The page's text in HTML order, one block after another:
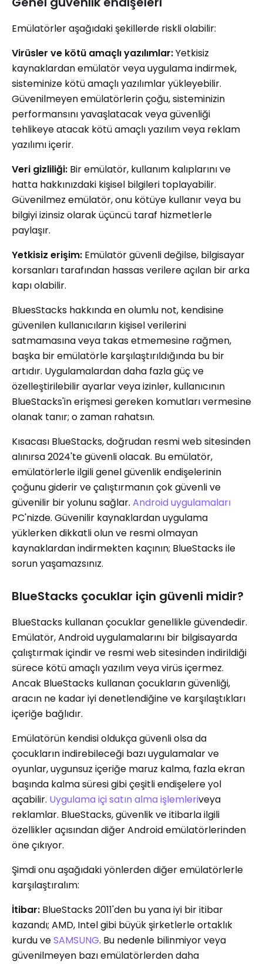
Emülatörler aşağıdaki şekillerde riskli olabilir:
Virüsler ve kötü amaçlı yazılımlar:Yetkisiz
kaynaklardan emülatör veya uygulama indirmek,
sisteminize kötü amaçlı yazılımlar yükleyebilir.
Güvenilmeyen emülatörlerin çoğu, sisteminizin
performansını yavaşlatacak veya güvenliği
tehlikeye atacak kötü amaçlı yazılım veya reklam
yazılımı içerir.
Veri gizliliği: Bir emülatör, kullanım kalıplarını ve
hatta hakkınızdaki kişisel bilgileri toplayabilir.
Güvenilmez emülatör, onu kötüye kullanır veya bu
bilgiyi izinsiz olarak üçüncü taraf hizmetlerle
paylaşır.
Yetkisiz erişim: Emülatör güvenli değilse, bilgisayar
korsanları tarafından hassas verilere açılan bir arka
kapı olabilir.
BluesStacks hakkında en olumlu not, kendisine
güvenilen kullanıcıların kişisel verilerini
satmamasına veya takas etmemesine rağmen,
başka bir emülatörle karşılaştırıldığında bu bir
artıdır. Uygulamalardan daha fazla güç ve
özelleştirilebilir ayarlar veya izinler, kullanıcının
BlueStacks'in erişmesi gereken komutları vermesine
olanak tanır; o zaman rahatsın.
Kısacası BlueStacks, doğrudan resmi web sitesinden
alınırsa 2024'te güvenli olacak. Bu emülatör,
emülatörlerle ilgili genel güvenlik endişelerinin
çoğunu giderir ve çalıştırmanın çok güvenli ve
güvenilir bir yolunu sağlar. Android uygulamaları
PC'nizde. Güvenilir kaynaklardan uygulama
yüklerken dikkatli olun ve resmi olmayan
kaynaklardan indirmekten kaçının; BlueStacks ile
sorun yaşamazsınız.
BlueStacks çocuklar için güvenli midir?
BlueStacks kullanan çocuklar genellikle güvendedir.
Emülatör, Android uygulamalarını bir bilgisayarda
çalıştırmak içindir ve resmi web sitesinden indirildiği
sürece kötü amaçlı yazılım veya virüs içermez.
Ancak BlueStacks kullanan çocukların güvenliği,
aracın ne kadar iyi denetlendiğine ve karşılaştıkları
içeriğe bağlıdır.
Emülatörün kendisi oldukça güvenli olsa da
çocukların indirebileceği bazı uygulamalar ve
oyunlar, uygunsuz içeriğe maruz kalma, fazla ekran
başında kalma süresi gibi çeşitli endişelere yol
açabilir. Uygulama içi satın alma işlemleriveya
reklamlar. BlueStacks, güvenlik ve itibarla ilgili
özellikler açısından diğer Android emülatörlerinden
öne çıkıyor.
Şimdi onu aşağıdaki yönlerden diğer emülatörlerle
karşılaştıralım:
İtibar: BlueStacks 2011'den bu yana iyi bir itibar
kazandı; AMD, Intel gibi büyük şirketlerle ortaklık
kurdu veSAMSUNG. Bu nedenle bilinmiyor veya
güvenilmeyen bazı emülatörlerden daha